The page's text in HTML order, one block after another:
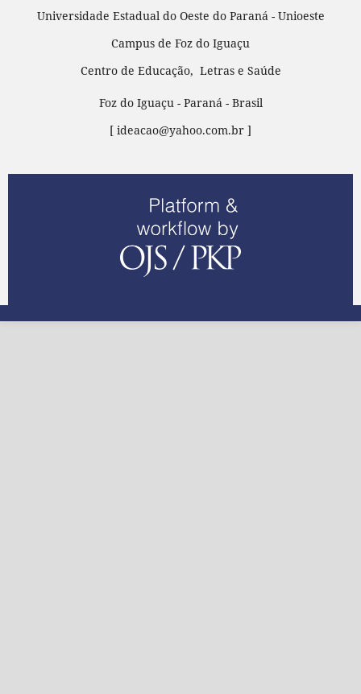
Universidade Estadual do Oeste do Paraná - Unioeste
Campus de Foz do Iguaçu
Centro de Educação, Letras e Saúde
Foz do Iguaçu - Paraná - Brasil
[ ideacao@yahoo.com.br ]